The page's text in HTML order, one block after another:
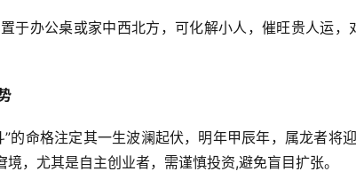
于办公桌或家中西北方，可化解小人，催旺贵人运，
的命格注定其一生波澜起伏，明年甲辰年，属龙者将迎
境，尤其是自主创业者，需谨慎投资,避免盲目扩张。